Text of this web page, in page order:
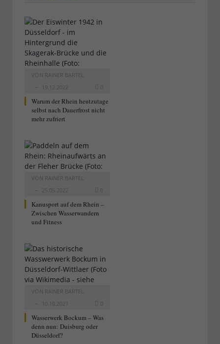
VON RAINER BARTEL
19.12.2022
0
Warum der Rhein heutzutage
selbst nach Dauerfrost nicht
mehr zufriert
VON RAINER BARTEL
25.05.2022
0
Kanusport auf dem Rhein –
Zwischen Wasserwandern
und Fitness
VON RAINER BARTEL
10.10.2021
0
Wasserwerk Bockum – Was
denn nun: Duisburg oder
Düsseldorf?